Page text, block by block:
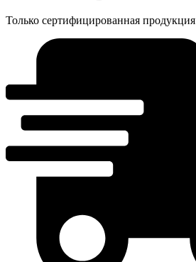
Только сертифицированная продукция